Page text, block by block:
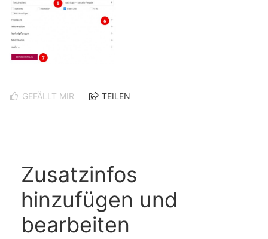
GEFÄLLT MIR TEILEN
Zusatzinfos
hinzufügen und
bearbeiten